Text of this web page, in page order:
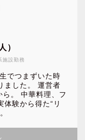
施設勤務
）
でつまずいた時
ました。 運営者
ら。 中華料理、フ
体験から得た“リ